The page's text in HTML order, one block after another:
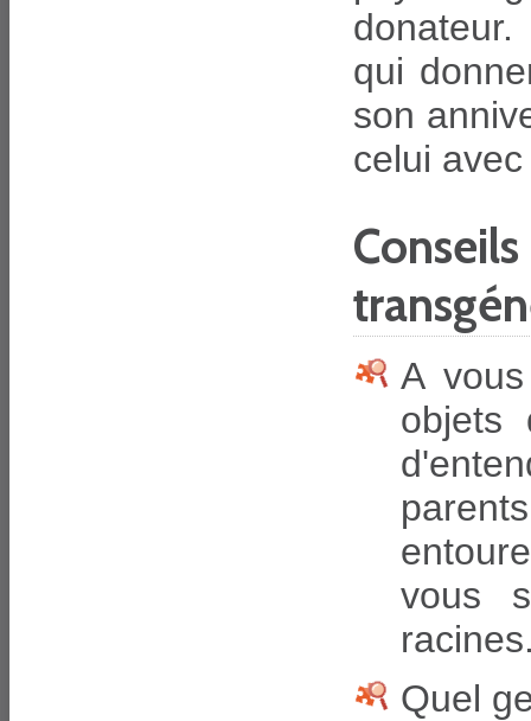
qui
son
celui
Avous
objets
vous
Quel